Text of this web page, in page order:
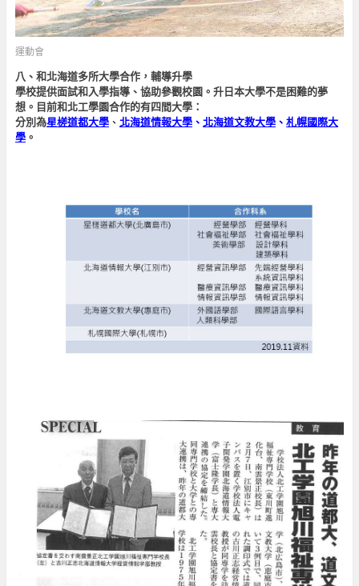
運動會
八、和北海道多所大學合作，輔導升學
學校提供面試和入學指導、協助參觀校園。升日本大學不是困難的夢
想。目前和北工學園合作的有四間大學：
分別為星槎道都大學、 北海道情報大學、 北海道文教大學、 札幌國際大
學。